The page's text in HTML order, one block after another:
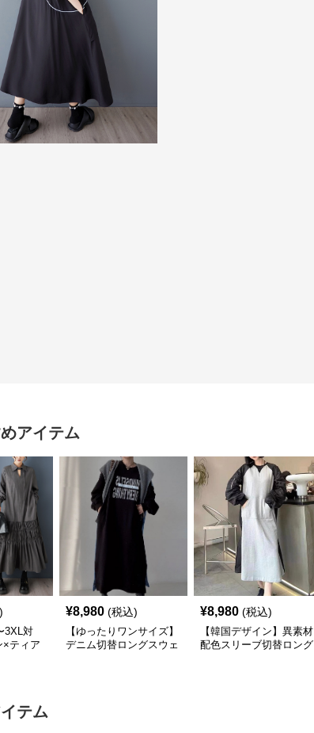
アイテム
3XL対
×ティア
¥8,980 (税込)
【ゆったりワンサイズ】
デニム切替ロングスウェ
¥8,980 (税込)
【韓国デザイン】異素材
配色スリーブ切替ロング
テム